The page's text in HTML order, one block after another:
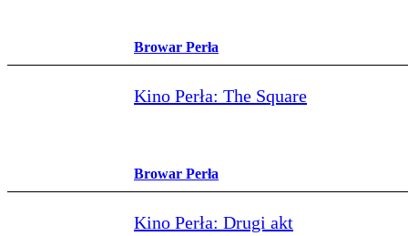
Browar Perła
Kino Perła: The Square
Browar Perła
Kino Perła: Drugi akt